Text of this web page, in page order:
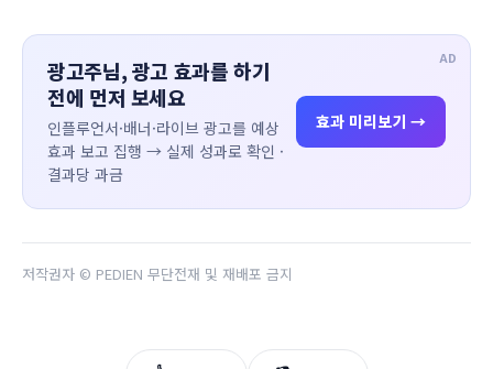
AD
광고주님, 광고 효과를 하기
전에 먼저 보세요
인플루언서·배너·라이브 광고를 예상
효과 보고 집행 → 실제 성과로 확인 ·
결과당 과금
효과 미리보기 →
저작권자 © PEDIEN 무단전재 및 재배포 금지